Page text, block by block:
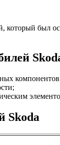
был
Skoda